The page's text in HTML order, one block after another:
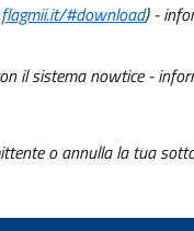
#download) -
il sistema nowtice -
o annulla la tua